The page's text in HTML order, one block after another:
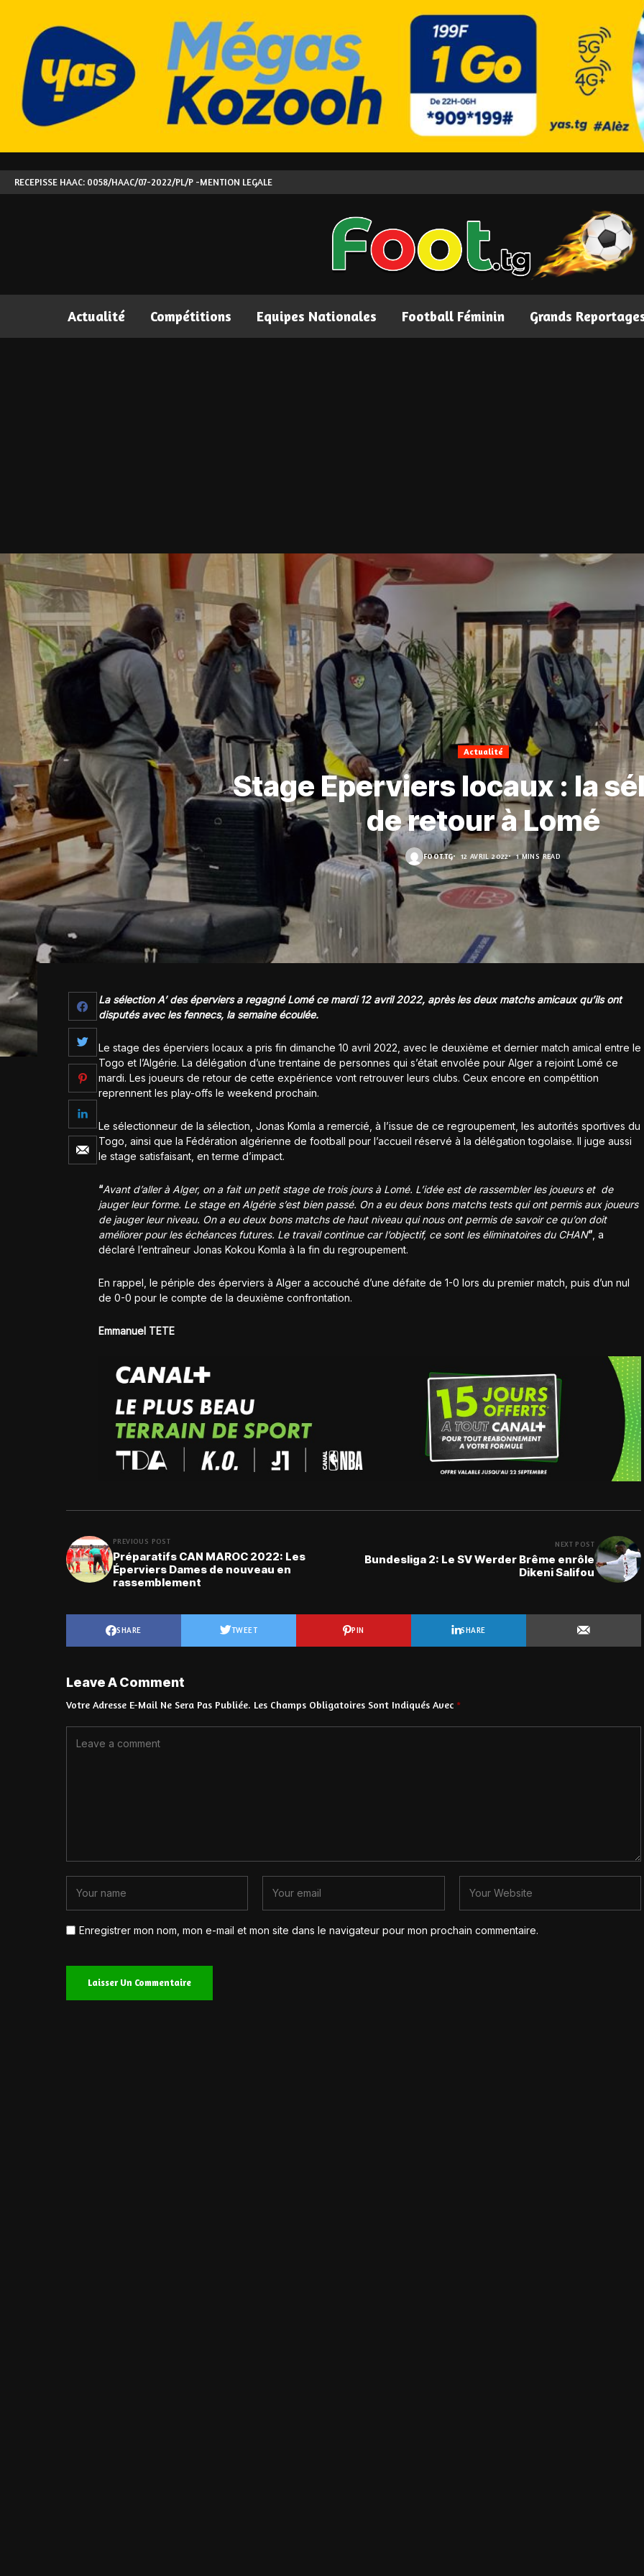
RECEPISSE HAAC: 0058/HAAC/07-2022/PL/P -MENTION LEGALE
Actualité Compétitions Equipes Nationales Football Féminin Grands
Actualité
Stage Eperviers locaux : la
de retour à Lomé
FOOT.TG 12 AVRIL 2022 1 MINS READ
La sélection A’ des éperviers a regagné Lomé ce mardi 12 avril 2022, après les deux matchs amicaux qu’ils ont
disputés avec les fennecs, la semaine écoulée.
Le stage des éperviers locaux a pris fin dimanche 10 avril 2022, avec le deuxième et dernier match amical entre le
Togo et l’Algérie. La délégation d’une trentaine de personnes qui s’était envolée pour Alger a rejoint Lomé ce
mardi. Les joueurs de retour de cette expérience vont retrouver leurs clubs. Ceux encore en compétition
reprennent les play-offs le weekend prochain.
Le sélectionneur de la sélection, Jonas Komla a remercié, à l’issue de ce regroupement, les autorités sportives du
Togo, ainsi que la Fédération algérienne de football pour l’accueil réservé à la délégation togolaise. Il juge aussi
le stage satisfaisant, en terme d’impact.
“Avant d’aller à Alger, on a fait un petit stage de trois jours à Lomé. L’idée est de rassembler les joueurs et de
jauger leur forme. Le stage en Algérie s’est bien passé. On a eu deux bons matchs tests qui ont permis aux joueurs
de jauger leur niveau. On a eu deux bons matchs de haut niveau qui nous ont permis de savoir ce qu’on doit
améliorer pour les échéances futures. Le travail continue car l’objectif, ce sont les éliminatoires du CHAN”, a
déclaré l’entraîneur Jonas Kokou Komla à la fin du regroupement.
En rappel, le périple des éperviers à Alger a accouché d’une défaite de 1-0 lors du premier match, puis d’un nul
de 0-0 pour le compte de la deuxième confrontation.
Emmanuel TETE
PREVIOUS POST
Préparatifs CAN MAROC 2022: Les
Éperviers Dames de nouveau en
rassemblement
NEXT POST
Bundesliga 2: Le SV Werder Brême enrôle
Dikeni Salifou
SHARE TWEET PIN SHARE
Leave A Comment
Votre Adresse E-Mail Ne Sera Pas Publiée. Les Champs Obligatoires Sont Indiqués Avec *
Enregistrer mon nom, mon e-mail et mon site dans le navigateur pour mon prochain commentaire.